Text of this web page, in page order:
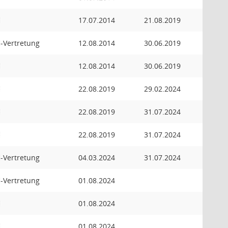
17.07.2014 21.08.2019
Vertretung 12.08.2014 30.06.2019
12.08.2014 30.06.2019
22.08.2019 29.02.2024
22.08.2019 31.07.2024
22.08.2019 31.07.2024
Vertretung 04.03.2024 31.07.2024
Vertretung 01.08.2024
01.08.2024